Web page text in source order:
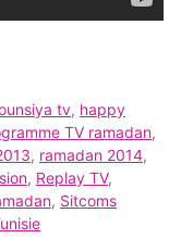
tv, happy
TV ramadan,
, ramadan 2014,
, Replay TV,
, Sitcoms